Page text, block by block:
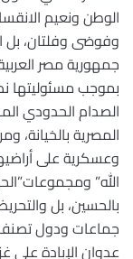
الوطن ونعيم
وفوضى وفلتان، بل
جمهورية مصر
بموجب مسئوليتها
الصدام الحدودي
المصرية بالخيانة،
وعسكرية على
الله”
بالحسين، بل
جماعات ودول تصنف
عدوان الإبادة على